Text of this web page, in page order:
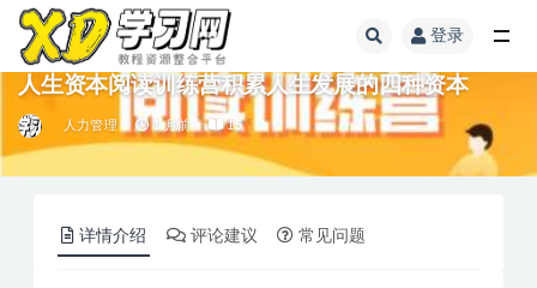
登录
人生资本阅读训练营积累人生发展的四种资本
人力管理 1 月前 15
详情介绍 评论建议 常见问题